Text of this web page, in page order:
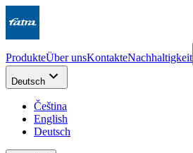
ProdukteÜber unsKontakteNachhaltigkeit
Deutsch
Čeština
English
Deutsch